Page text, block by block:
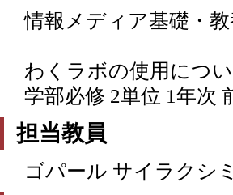
情報メディア基礎・
わくラボの使用につ
学部必修 2単位 1年次
担当教員
ゴパール サイラクシ